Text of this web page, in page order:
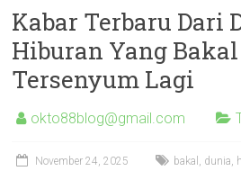
Kabar Terbaru Dari
Hiburan Yang
Tersenyum Lagi
okto88blog@gmail.com
November 24, 2025 bakal , dunia,